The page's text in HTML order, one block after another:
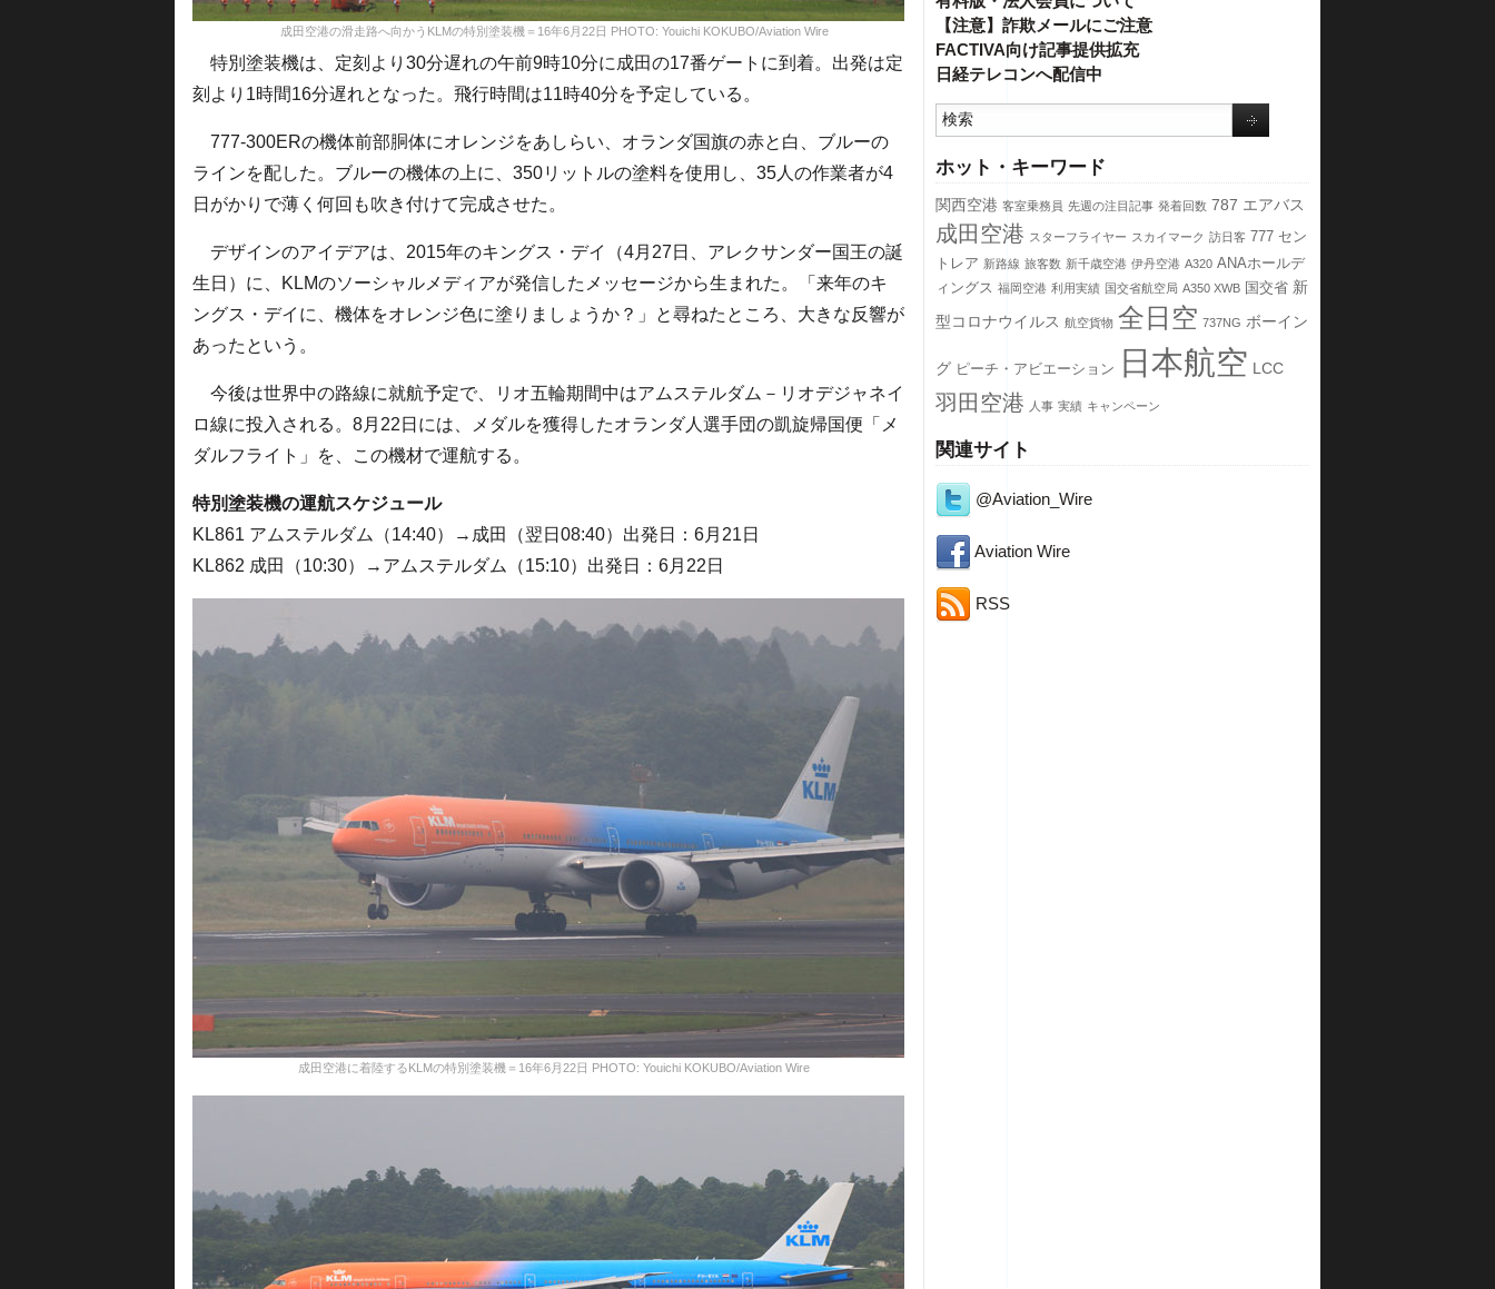
【注意】詐欺メールにご注意
FACTIVA向け記事提供拡充
日経テレコンへ配信中
ホット・キーワード
関西空港 客室乗務員 先週の注目記事 発着回数 787 エアバス
成田空港 スターフライヤー スカイマーク 訪日客 777 セン
トレア 新路線 旅客数 新千歳空港 伊丹空港 A320 ANAホールデ
ィングス 福岡空港 利用実績 国交省航空局 A350 XWB 国交省 新
型コロナウイルス 航空貨物 全日空 737NG ボーイン
グ ピーチ・アビエーション 日本航空 LCC
羽田空港 人事 実績 キャンペーン
関連サイト
@Aviation_Wire
Aviation Wire
RSS
成田空港の滑走路へ向かうKLMの特別塗装機＝16年6月22日 PHOTO: Youichi KOKUBO/Aviation Wire
特別塗装機は、定刻より30分遅れの午前9時10分に成田の17番ゲートに到着。出発は定
刻より1時間16分遅れとなった。飛行時間は11時40分を予定している。
777-300ERの機体前部胴体にオレンジをあしらい、オランダ国旗の赤と白、ブルーの
ラインを配した。ブルーの機体の上に、350リットルの塗料を使用し、35人の作業者が4
日がかりで薄く何回も吹き付けて完成させた。
デザインのアイデアは、2015年のキングス・デイ（4月27日、アレクサンダー国王の誕
生日）に、KLMのソーシャルメディアが発信したメッセージから生まれた。「来年のキ
ングス・デイに、機体をオレンジ色に塗りましょうか？」と尋ねたところ、大きな反響が
あったという。
今後は世界中の路線に就航予定で、リオ五輪期間中はアムステルダム－リオデジャネイ
ロ線に投入される。8月22日には、メダルを獲得したオランダ人選手団の凱旋帰国便「メ
ダルフライト」を、この機材で運航する。
特別塗装機の運航スケジュール
KL861 アムステルダム（14:40）→成田（翌日08:40）出発日：6月21日
KL862 成田（10:30）→アムステルダム（15:10）出発日：6月22日
成田空港に着陸するKLMの特別塗装機＝16年6月22日 PHOTO: Youichi KOKUBO/Aviation Wire